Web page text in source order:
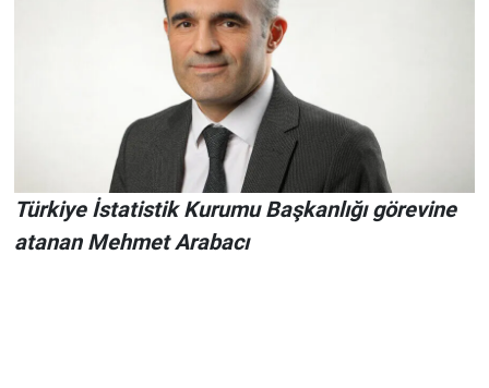
Türkiye İstatistik Kurumu Başkanlığı görevine
atanan Mehmet Arabacı